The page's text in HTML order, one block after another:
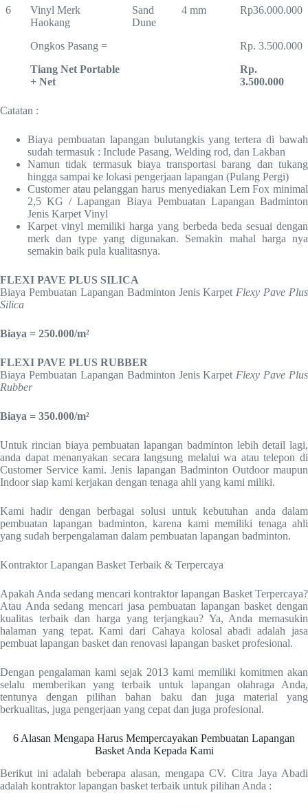
6
Vinyl Merk
Haokang
Sand
Dune
4 mm Rp36.000.000
Ongkos Pasang =
Rp. 3.500.000
Tiang Net Portable
+ Net
Rp.
3.500.000
Catatan :
Biaya pembuatan lapangan bulutangkis yang tertera di bawah
sudah termasuk : Include Pasang, Welding rod, dan Lakban
Namun tidak termasuk biaya transportasi barang dan tukang
hingga sampai ke lokasi pengerjaan lapangan (Pulang Pergi)
Customer atau pelanggan harus menyediakan Lem Fox minimal
2,5 KG / Lapangan Biaya Pembuatan Lapangan Badminton
Jenis Karpet Vinyl
Karpet vinyl memiliki harga yang berbeda beda sesuai dengan
merk dan type yang digunakan. Semakin mahal harga nya
semakin baik pula kualitasnya.
FLEXI PAVE PLUS SILICA
Biaya Pembuatan Lapangan Badminton Jenis KarpetFlexy Pave Plus
Silica
Biaya = 250.000/m²
FLEXI PAVE PLUS RUBBER
Biaya Pembuatan Lapangan Badminton Jenis KarpetFlexy Pave Plus
Rubber
Biaya = 350.000/m²
Untuk rincian biaya pembuatan lapangan badminton lebih detail lagi,
anda dapat menanyakan secara langsung melalui wa atau telepon di
Customer Service kami. Jenis lapangan Badminton Outdoor maupun
Indoor siap kami kerjakan dengan tenaga ahli yang kami miliki.
Kami hadir dengan berbagai solusi untuk kebutuhan anda dalam
pembuatan lapangan badminton, karena kami memiliki tenaga ahli
yang sudah berpengalaman dalam pembuatan lapangan badminton.
Kontraktor Lapangan Basket Terbaik & Terpercaya
Apakah Anda sedang mencari kontraktor lapangan Basket Terpercaya?
Atau Anda sedang mencari jasa pembuatan lapangan basket dengan
kualitas terbaik dan harga yang terjangkau? Ya, Anda memasukin
halaman yang tepat. Kami dari Cahaya kolosal abadi adalah jasa
pembuat lapangan basket dan renovasi lapangan basket profesional.
Dengan pengalaman kami sejak 2013 kami memiliki komitmen akan
selalu memberikan yang terbaik untuk lapangan olahraga Anda,
tentunya dengan pilihan bahan baku dan juga material yang
berkualitas, juga pengerjaan yang cepat dan juga profesional.
6 Alasan Mengapa Harus Mempercayakan Pembuatan Lapangan
Basket Anda Kepada Kami
Berikut ini adalah beberapa alasan, mengapa CV. Citra Jaya Abadi
adalah kontraktor lapangan basket terbaik untuk pilihan Anda :